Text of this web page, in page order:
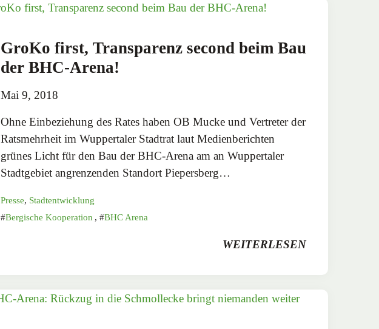
GroKo first, Transparenz second beim Bau
der BHC-Arena!
Mai 9, 2018
Ohne Einbeziehung des Rates haben OB Mucke und Vertreter der
Ratsmehrheit im Wuppertaler Stadtrat laut Medienberichten
grünes Licht für den Bau der BHC-Arena am an Wuppertaler
Stadtgebiet angrenzenden Standort Piepersberg…
Presse, Stadtentwicklung
Bergische Kooperation , BHC Arena
WEITERLESEN